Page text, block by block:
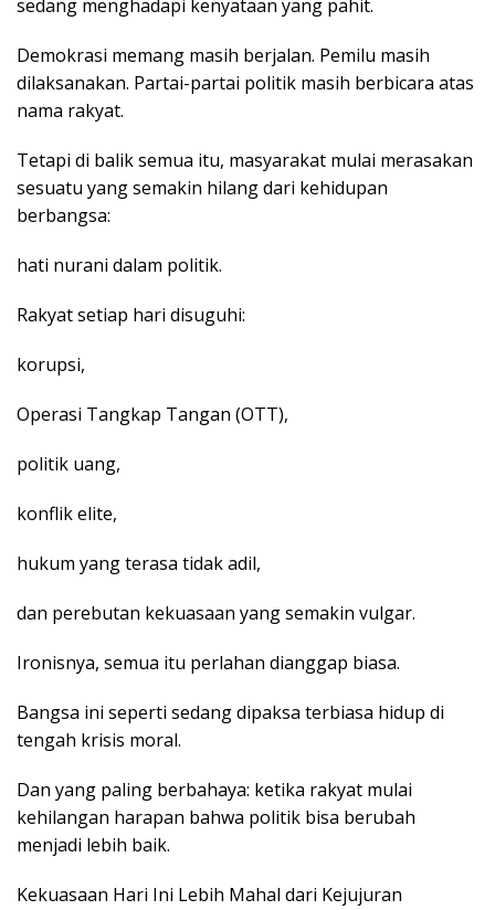
sedang menghadapi kenyataan yang pahit.
Demokrasi memang masih berjalan. Pemilu masih
dilaksanakan. Partai-partai politik masih berbicara atas
nama rakyat.
Tetapi di balik semua itu, masyarakat mulai merasakan
sesuatu yang semakin hilang dari kehidupan
berbangsa:
hati nurani dalam politik.
Rakyat setiap hari disuguhi:
korupsi,
Operasi Tangkap Tangan (OTT),
politik uang,
konflik elite,
hukum yang terasa tidak adil,
dan perebutan kekuasaan yang semakin vulgar.
Ironisnya, semua itu perlahan dianggap biasa.
Bangsa ini seperti sedang dipaksa terbiasa hidup di
tengah krisis moral.
Dan yang paling berbahaya: ketika rakyat mulai
kehilangan harapan bahwa politik bisa berubah
menjadi lebih baik.
Kekuasaan Hari Ini Lebih Mahal dari Kejujuran